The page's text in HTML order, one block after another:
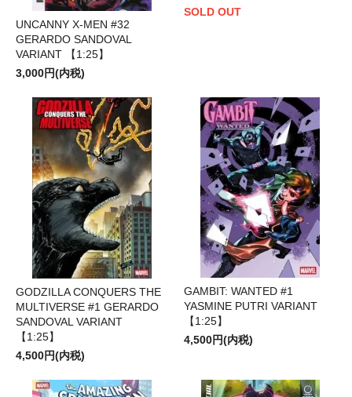
UNCANNY X-MEN #32
GERARDO SANDOVAL
VARIANT 【1:25】
3,000円(内税)
SOLD OUT
GODZILLA CONQUERS THE
MULTIVERSE #1 GERARDO
SANDOVAL VARIANT
【1:25】
4,500円(内税)
GAMBIT: WANTED #1
YASMINE PUTRI VARIANT
【1:25】
4,500円(内税)